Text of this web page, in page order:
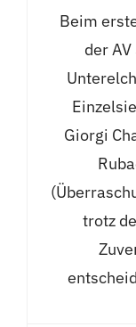
Beim
der
Giorgi
trotz